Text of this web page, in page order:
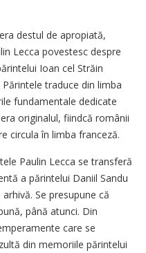
destul de apropiată,
Lecca povestesc despre
Ioan cel Străin
traduce din limba
fundamentale dedicate
originalul, fiindcă românii
circula în limba franceză.
Paulin Lecca se transferă
a părintelui Daniil Sandu
Se presupune că
până atunci. Din
care se
din memoriile părintelui